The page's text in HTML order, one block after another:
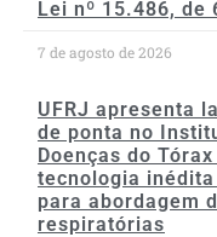
Lei nº 15.486, de
7 de agosto de 2026
UFRJ apresenta
de ponta no
Doenças do Tórax
tecnologia
para abordagem
respiratórias